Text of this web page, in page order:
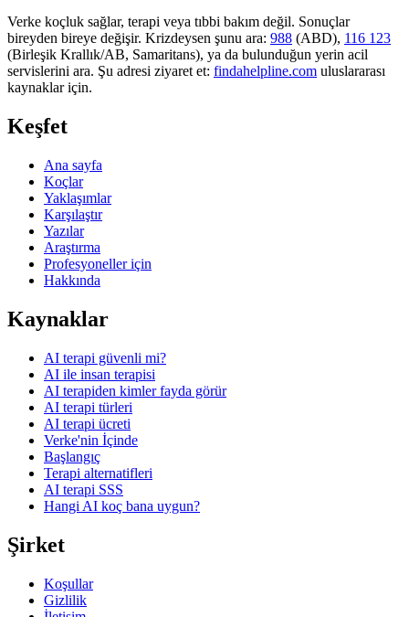
Verke koçluk sağlar, terapi veya tıbbi bakım değil. Sonuçlar
bireyden bireye değişir. Krizdeysen şunu ara: 988 (ABD), 116 123
(Birleşik Krallık/AB, Samaritans), ya da bulunduğun yerin acil
servislerini ara. Şu adresi ziyaret et: findahelpline.com uluslararası
kaynaklar için.
Keşfet
Ana sayfa
Koçlar
Yaklaşımlar
Karşılaştır
Yazılar
Araştırma
Profesyoneller için
Hakkında
Kaynaklar
AI terapi güvenli mi?
AI ile insan terapisi
AI terapiden kimler fayda görür
AI terapi türleri
AI terapi ücreti
Verke'nin İçinde
Başlangıç
Terapi alternatifleri
AI terapi SSS
Hangi AI koç bana uygun?
Şirket
Koşullar
Gizlilik